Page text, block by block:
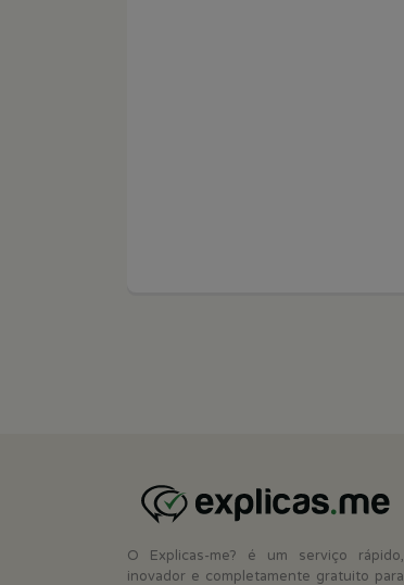
O Explicas-me? é um serviço rápido,
inovador e completamente gratuito para